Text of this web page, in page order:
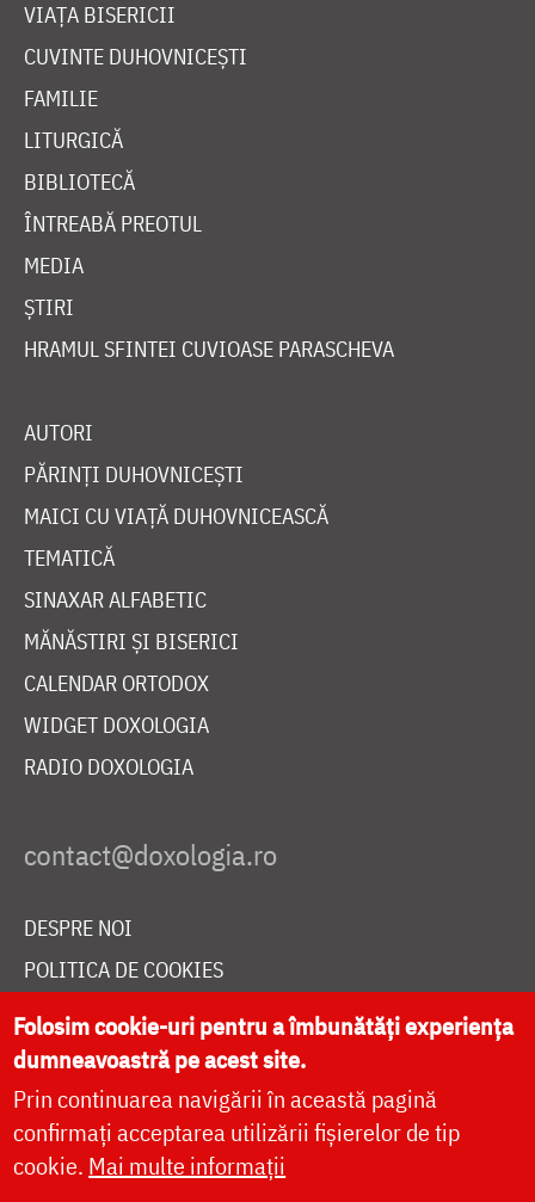
VIAȚA BISERICII
CUVINTE DUHOVNICEȘTI
FAMILIE
LITURGICĂ
BIBLIOTECĂ
ÎNTREABĂ PREOTUL
MEDIA
ȘTIRI
HRAMUL SFINTEI CUVIOASE PARASCHEVA
AUTORI
PĂRINȚI DUHOVNICEȘTI
MAICI CU VIAȚĂ DUHOVNICEASCĂ
TEMATICĂ
SINAXAR ALFABETIC
MĂNĂSTIRI ȘI BISERICI
CALENDAR ORTODOX
WIDGET DOXOLOGIA
RADIO DOXOLOGIA
DESPRE NOI
POLITICA DE COOKIES
DONEAZĂ ONLINE PENTRU CATEDRALA NAȚIONALĂ
LIVE
Folosim cookie-uri pentru a îmbunătăți experiența
dumneavoastră pe acest site.
Prin continuarea navigării în această pagină
confirmați acceptarea utilizării fișierelor de tip
cookie. Mai multe informații